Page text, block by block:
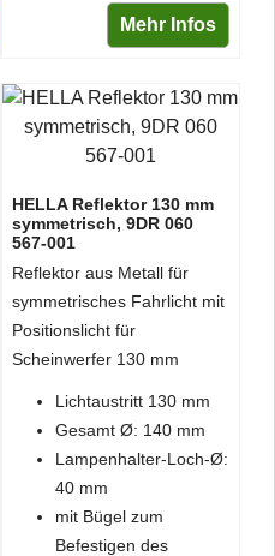
Mehr Infos
HELLA Reflektor 130 mm
symmetrisch, 9DR 060
567-001
Reflektor aus Metall für
symmetrisches Fahrlicht mit
Positionslicht für
Scheinwerfer 130 mm
Lichtaustritt 130 mm
Gesamt Ø: 140 mm
Lampenhalter-Loch-Ø:
40 mm
mit Bügel zum
Befestigen des